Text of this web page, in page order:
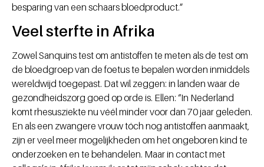
besparing van een schaars bloedproduct.”
Veel sterfte in Afrika
Zowel Sanquins test om antistoffen te meten als de test om
de bloedgroep van de foetus te bepalen worden inmiddels
wereldwijd toegepast. Dat wil zeggen: in landen waar de
gezondheidszorg goed op orde is. Ellen: “In Nederland
komt rhesusziekte nu véél minder voor dan 70 jaar geleden.
En als een zwangere vrouw tóch nog antistoffen aanmaakt,
zijn er veel meer mogelijkheden om het ongeboren kind te
onderzoeken en te behandelen. Maar in contact met